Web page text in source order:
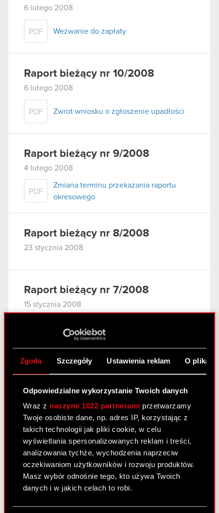
Zgoda Szczegóły Ustawienia reklam O
Odpowiedzialne wykorzystanie Twoich danych
Wraz z naszymi 1022 partnerami przetwarzamy
Twoje osobiste dane, np. adres IP, korzystając z
takich technologii jak pliki cookie, w celu
wyświetlania spersonalizowanych reklam i treści,
analizowania tychże, wychodzenia naprzeciw
oczekiwaniom użytkowników i rozwoju produktów.
Masz wybór odnośnie tego, kto używa Twoich
danych i w jakich celach to robi.
6 lutego 2008
PDF Wezwanie do zapłaty
Raport bieżący nr 10/2008
6 lutego 2008
PDF Zwrot wniosku o zgłoszenie upadłości
Raport bieżący nr 9/2008
4 lutego 2008
PDF
Zmiana terminu przekazania raportu
okresowego
Raport bieżący nr 8/2008
23 stycznia 2008
Raport bieżący nr 7/2008
15 stycznia 2008
Aneks do umowy strategicznej
PDF
Zajęcie udziałów w firmie Optibox Sp. z
o.o. z siedzibą w Warszawie
Raport bieżący nr 5/2008
14 stycznia 2008
PDF Pozew o zapłatę przeciwko Zatra S.A.